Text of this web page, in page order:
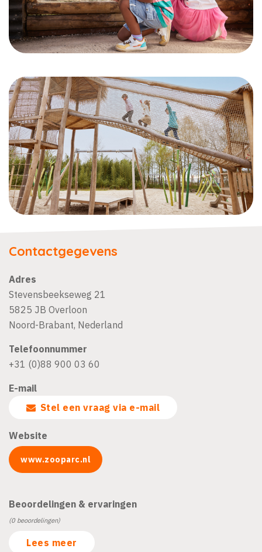
Contactgegevens
Adres
Stevensbeekseweg 21
5825 JB Overloon
Noord-Brabant, Nederland
Telefoonnummer
+31 (0)88 900 03 60
E-mail
Stel een vraag via e-mail
Website
www.zooparc.nl
Beoordelingen & ervaringen
(0 beoordelingen)
Lees meer